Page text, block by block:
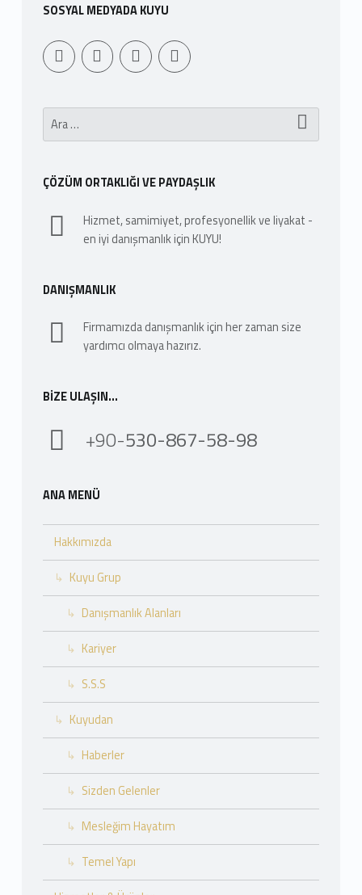
SOSYAL MEDYADA KUYU
WebMan on Facebook
YoutubeWebMan DesignSepet
Arama:
ÇÖZÜM ORTAKLIĞI VE PAYDAŞLIK
Hizmet, samimiyet, profesyonellik ve liyakat -
en iyi danışmanlık için KUYU!
DANIŞMANLIK
Firmamızda danışmanlık için her zaman size
yardımcı olmaya hazırız.
BIZE ULAŞIN…
+90-530-867-58-98
ANA MENÜ
Hakkımızda
Kuyu Grup
Danışmanlık Alanları
Kariyer
S.S.S
Kuyudan
Haberler
Sizden Gelenler
Mesleğim Hayatım
Temel Yapı